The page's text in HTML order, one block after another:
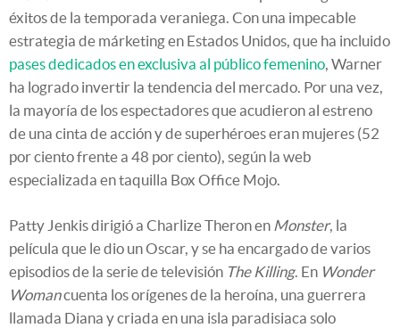
éxitos de la temporada veraniega. Con una impecable
estrategia de márketing en Estados Unidos, que ha incluido
pases dedicados en exclusiva al público femenino, Warner
ha logrado invertir la tendencia del mercado. Por una vez,
la mayoría de los espectadores que acudieron al estreno
de una cinta de acción y de superhéroes eran mujeres (52
por ciento frente a 48 por ciento), según la web
especializada en taquilla Box Office Mojo.
Patty Jenkis dirigió a Charlize Theron en Monster, la
película que le dio un Oscar, y se ha encargado de varios
episodios de la serie de televisión The Killing. En Wonder
Womancuenta los orígenes de la heroína, una guerrera
llamada Diana y criada en una isla paradisiaca solo